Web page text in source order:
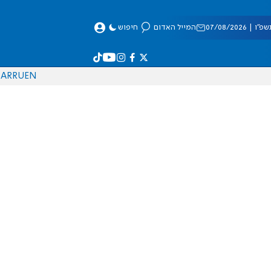
08/2026 המייל האדום חיפוש
EN
RU
AR